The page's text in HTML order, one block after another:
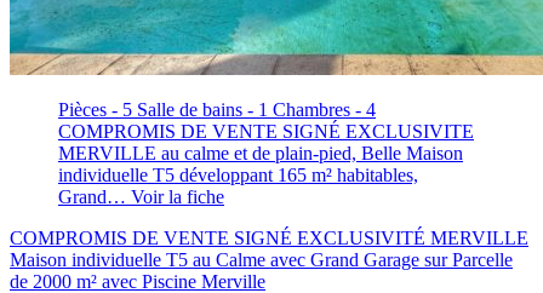
Pièces - 5 Salle de bains - 1 Chambres - 4
COMPROMIS DE VENTE SIGNÉ EXCLUSIVITE
MERVILLE au calme et de plain-pied, Belle Maison
individuelle T5 développant 165 m² habitables,
Grand… Voir la fiche
COMPROMIS DE VENTE SIGNÉ EXCLUSIVITÉ MERVILLE
Maison individuelle T5 au Calme avec Grand Garage sur Parcelle
de 2000 m² avec Piscine Merville